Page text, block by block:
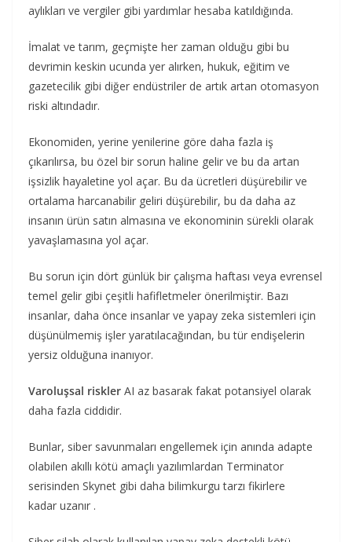
aylıkları ve vergiler gibi yardımlar hesaba katıldığında.
İmalat ve tarım, geçmişte her zaman olduğu gibi bu
devrimin keskin ucunda yer alırken, hukuk, eğitim ve
gazetecilik gibi diğer endüstriler de artık artan otomasyon
riski altındadır.
Ekonomiden, yerine yenilerine göre daha fazla iş
çıkarılırsa, bu özel bir sorun haline gelir ve bu da artan
işsizlik hayaletine yol açar. Bu da ücretleri düşürebilir ve
ortalama harcanabilir geliri düşürebilir, bu da daha az
insanın ürün satın almasına ve ekonominin sürekli olarak
yavaşlamasına yol açar.
Bu sorun için dört günlük bir çalışma haftası veya evrensel
temel gelir gibi çeşitli hafifletmeler önerilmiştir. Bazı
insanlar, daha önce insanlar ve yapay zeka sistemleri için
düşünülmemiş işler yaratılacağından, bu tür endişelerin
yersiz olduğuna inanıyor.
Varoluşsal riskler AI az basarak fakat potansiyel olarak
daha fazla ciddidir.
Bunlar, siber savunmaları engellemek için anında adapte
olabilen akıllı kötü amaçlı yazılımlardan Terminator
serisinden Skynet gibi daha bilimkurgu tarzı fikirlere
kadar uzanır .